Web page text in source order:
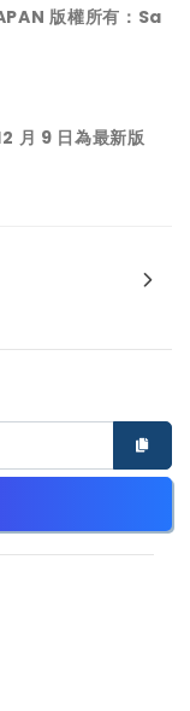
版權所有：Sa
月 9 日為最新版